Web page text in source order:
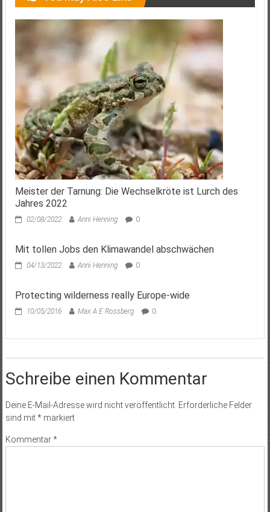
Meister der Tarnung: Die Wechselkröte ist Lurch des
Jahres 2022
02/08/2022 Anni Henning 0
Mit tollen Jobs den Klimawandel abschwächen
04/13/2022 Anni Henning 0
Protecting wilderness really Europe-wide
10/05/2016 Max A E Rossberg 0
Schreibe einen Kommentar
Deine E-Mail-Adresse wird nicht veröffentlicht. Erforderliche Felder
sind mit*markiert
Kommentar*